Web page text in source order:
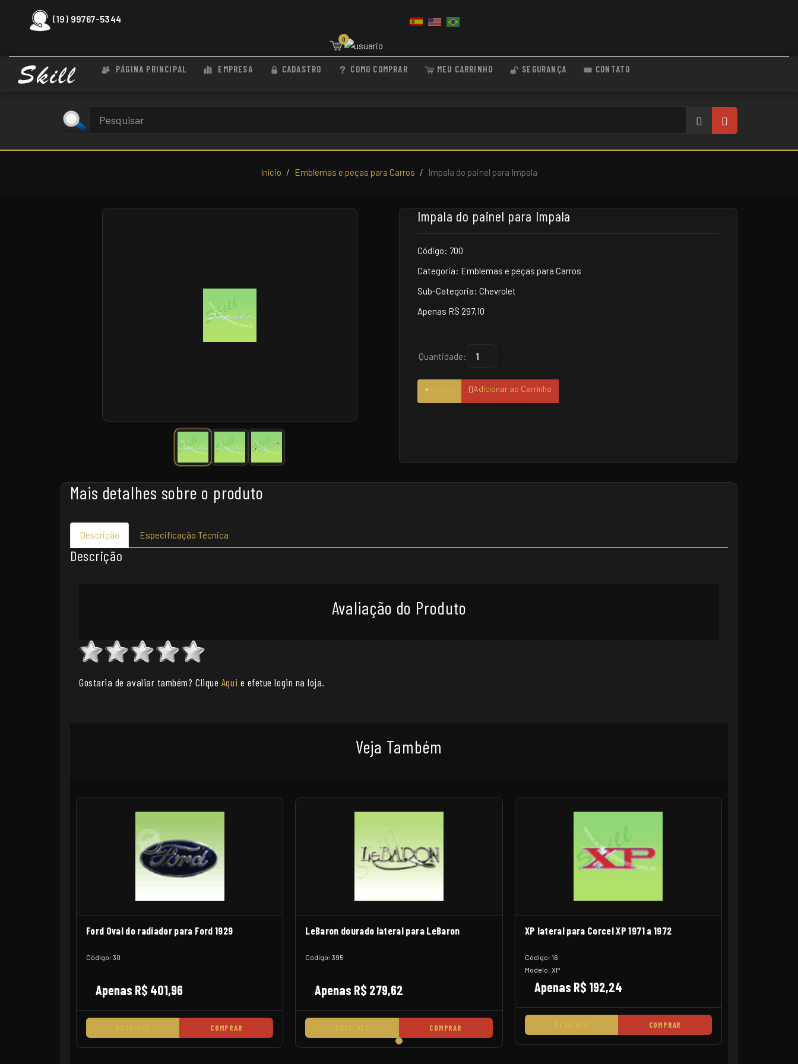
(19) 99767-5344
0
PÁGINA PRINCIPAL EMPRESA CADASTRO COMO COMPRAR MEU CARRINHO SEGURANÇA CONTATO
Início Emblemas e peças para Carros Impala do painel para Impala
Impala do painel para Impala
Código: 700
Categoria: Emblemas e peças para Carros
Sub-Categoria: Chevrolet
Apenas R$ 297,10
Quantidade:
Adicionar ao Carrinho
Mais detalhes sobre o produto
Descrição Especificação Técnica
Descrição
Avaliação do Produto
Gostaria de avaliar também? Clique Aqui e efetue login na loja.
Veja Também
Ford Oval do radiador para Ford 1929
Código: 30
Apenas R$ 401,96
COMPRAR
LeBaron dourado lateral para LeBaron
Código: 395
Apenas R$ 279,62
COMPRAR
XP lateral para Corcel XP 1971 a 1972
Código: 16
Modelo: XP
Apenas R$ 192,24
COMPRAR